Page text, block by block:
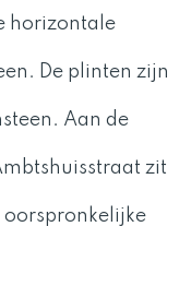
horizontale
De plinten zijn
Aan de
zit
oorspronkelijke